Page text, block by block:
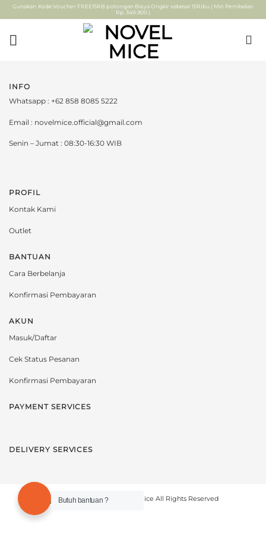
Skip
to
content
Gunakan Kode Voucher FREE15RB potongan Biaya Ongkir sebesar 15Ribu ( Min Pembelian
Rp. 349.900 )
INFO
Whatsapp : +62 858 8085 5222
Email : novelmice.official@gmail.com
Senin – Jumat : 08:30-16:30 WIB
PROFIL
Kontak Kami
Outlet
BANTUAN
Cara Berbelanja
Konfirmasi Pembayaran
AKUN
Masuk/Daftar
Cek Status Pesanan
Konfirmasi Pembayaran
PAYMENT SERVICES
DELIVERY SERVICES
Copyright © 2021 novelmice All Rights Reserved
Butuh bantuan ?